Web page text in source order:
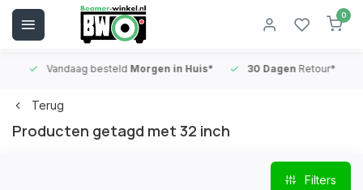
0
Vandaag besteldMorgen in Huis* 30 DagenRetour*
Terug
Producten getagd met 32 inch
Filters